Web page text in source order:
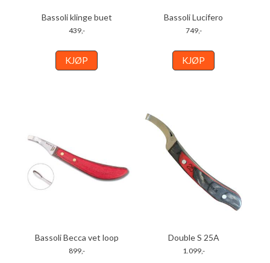
Bassoli klinge buet
439,-
KJØP
Bassoli Lucifero
749,-
KJØP
Bassoli Becca vet loop
899,-
Double S 25A
1.099,-